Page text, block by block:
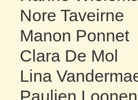
Nore Taveirne
Manon Ponnet
Clara De Mol
Lina
Paulien Loonen